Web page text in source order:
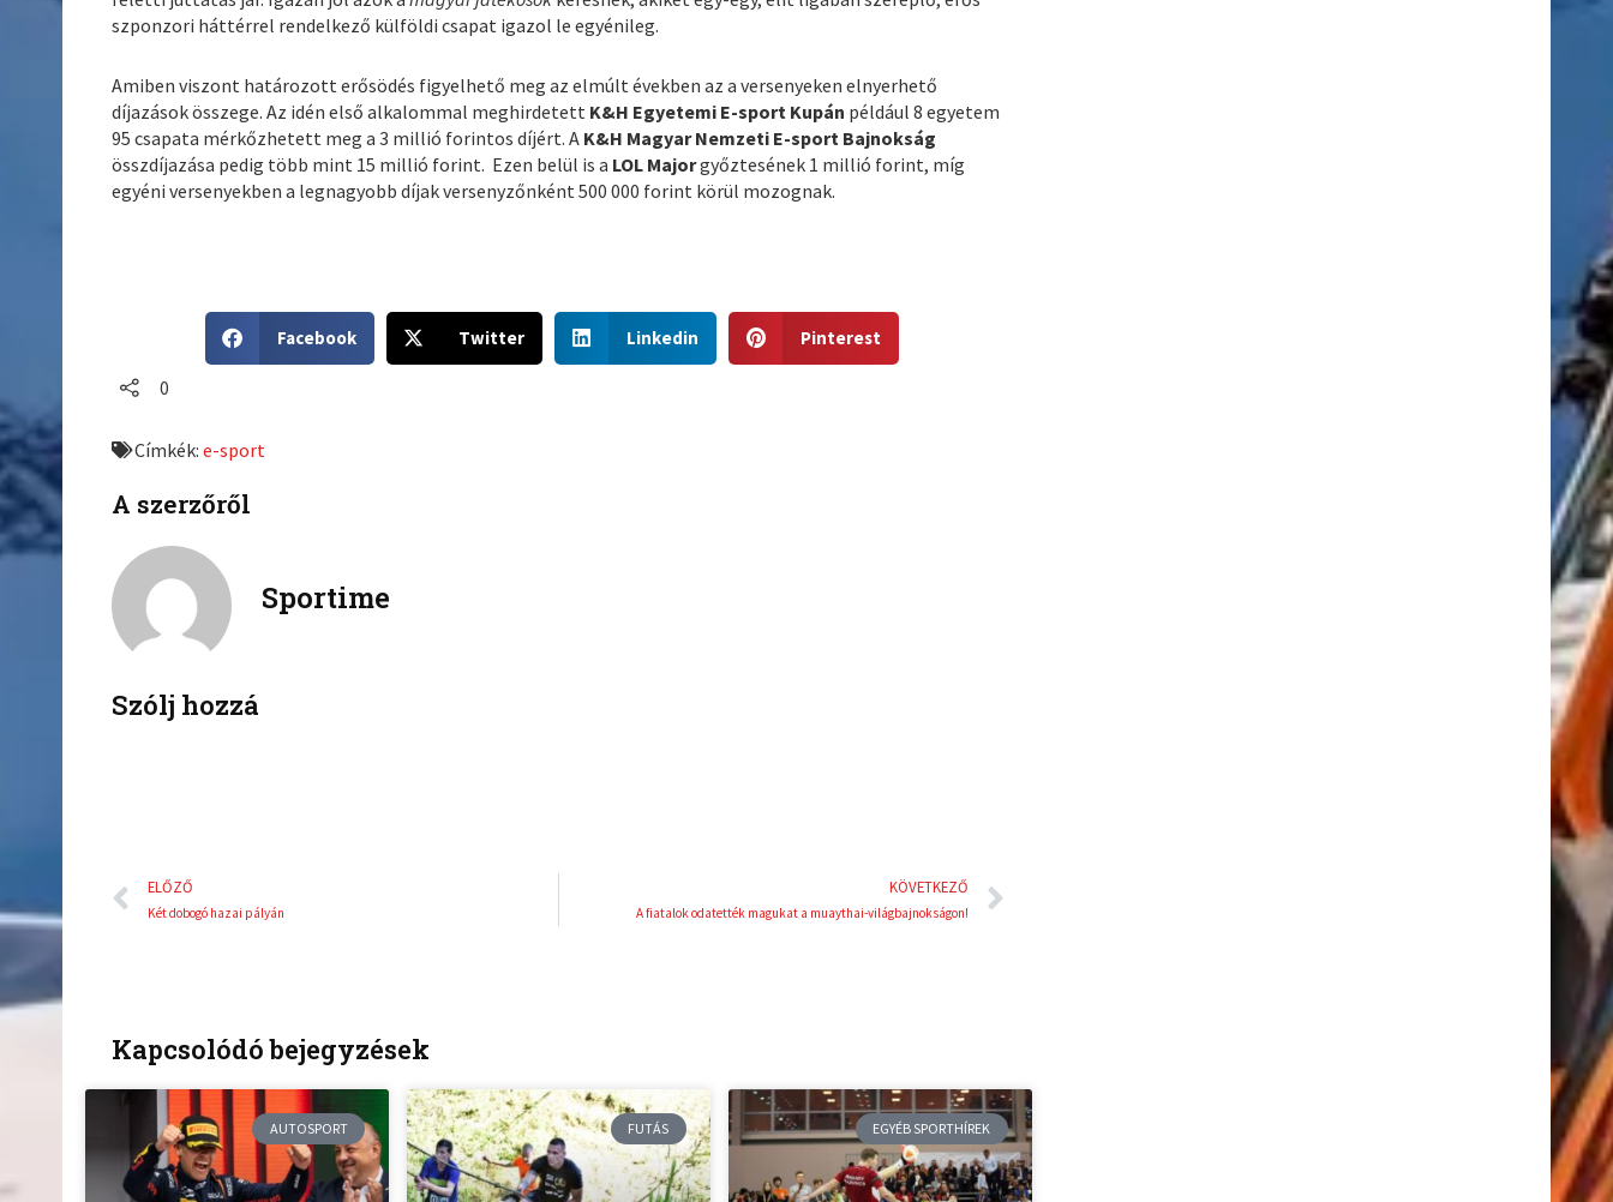
szponzori háttérrel rendelkező külföldi csapat igazol le egyénileg.
Amiben viszont határozott erősödés figyelhető meg az elmúlt években az a versenyeken elnyerhető
díjazások összege. Az idén első alkalommal meghirdetett K&H Egyetemi E-sport Kupán például 8 egyetem
95 csapata mérkőzhetett meg a 3 millió forintos díjért. A K&H Magyar Nemzeti E-sport Bajnokság
összdíjazása pedig több mint 15 millió forint. Ezen belül is a LOL Majorgyőztesének 1 millió forint, míg
egyéni versenyekben a legnagyobb díjak versenyzőnként 500 000 forint körül mozognak.
h
o
f
b
Facebook
h
Twitter
h
Linkedin
h
Pinterest
0
Címkék:e-sport
A szerzőről
Sportime
Szólj hozzá
Előző
ELŐZŐ
Két dobogó hazai pályán
KÖVETKEZŐ
A fiatalok odatették magukat a muaythai-világbajnokságon!
Kapcsolódó bejegyzések
AUTOSPORT FUTÁS EGYÉB SPORTHÍREK